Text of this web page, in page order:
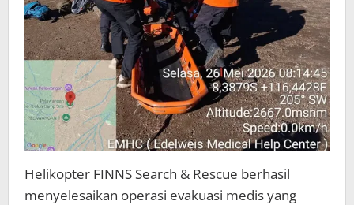
Helikopter FINNS Search & Rescue berhasil
menyelesaikan operasi evakuasi medis yang